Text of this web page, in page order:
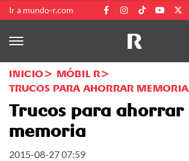
Ir a mundo-r.com
INICIO
MÓBIL R
TRUCOS PARA AHORRAR MEMORIA
Trucos para ahorrar
memoria
2015-08-27 07:59